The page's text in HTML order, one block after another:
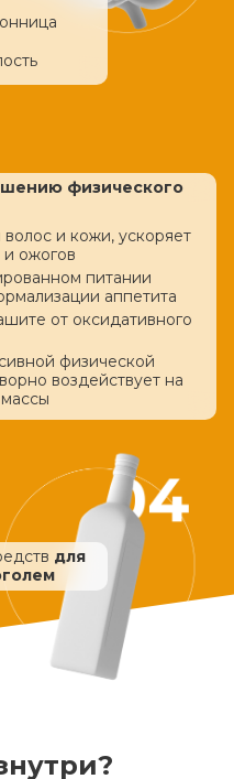
физического
и кожи, ускоряет
ожогов
питании
аппетита
от оксидативного
физической
воздействует на
для